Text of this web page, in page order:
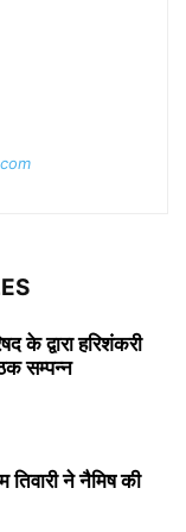
के द्वारा हरिशंकरी
सम्पन्न
ने नैमिष की